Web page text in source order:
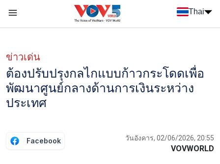
Thai
ข่าวเด่น
ต้องปรับปรุงกลไกแบบก้าวกระโดดเพื่อ
พัฒนาศูนย์กลางด้านการเงินระหว่าง
ประเทศ
Facebook วันอังคาร, 02/06/2026, 20:55
VOVWORLD